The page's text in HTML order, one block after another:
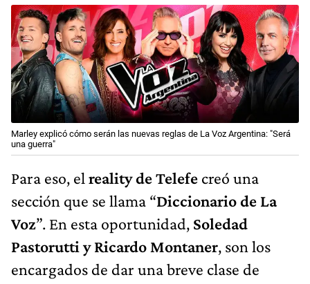
Marley explicó cómo serán las nuevas reglas de La Voz Argentina: "Será
una guerra"
Para eso, el reality de Telefe creó una
sección que se llama “Diccionario de La
Voz”. En esta oportunidad, Soledad
Pastorutti y Ricardo Montaner, son los
encargados de dar una breve clase de